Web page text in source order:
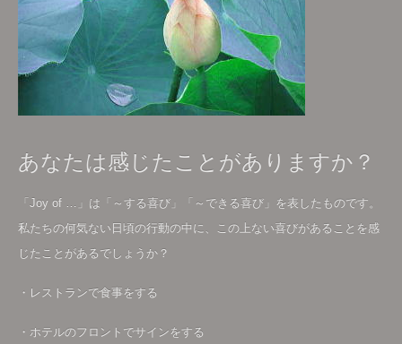
あなたは感じたことがありますか？
「Joy of …」は「～する喜び」「～できる喜び」を表したものです。
私たちの何気ない日頃の行動の中に、この上ない喜びがあることを感
じたことがあるでしょうか？
・レストランで食事をする
・ホテルのフロントでサインをする